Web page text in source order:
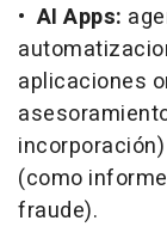
• AI Apps:
aplicaciones
(como
fraude).